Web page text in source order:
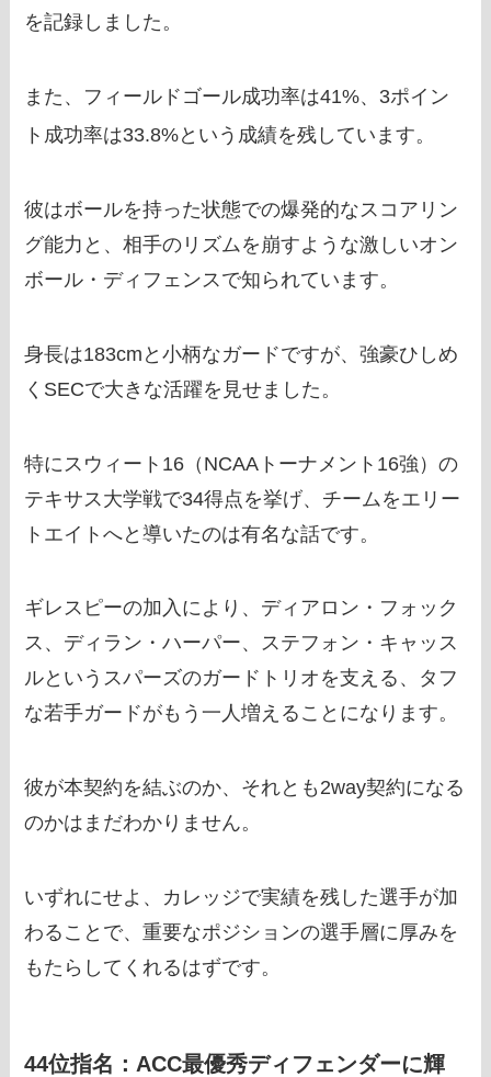
を記録しました。
また、フィールドゴール成功率は41%、3ポイン
ト成功率は33.8%という成績を残しています。
彼はボールを持った状態での爆発的なスコアリン
グ能力と、相手のリズムを崩すような激しいオン
ボール・ディフェンスで知られています。
身長は183cmと小柄なガードですが、強豪ひしめ
くSECで大きな活躍を見せました。
特にスウィート16（NCAAトーナメント16強）の
テキサス大学戦で34得点を挙げ、チームをエリー
トエイトへと導いたのは有名な話です。
ギレスピーの加入により、ディアロン・フォック
ス、ディラン・ハーパー、ステフォン・キャッス
ルというスパーズのガードトリオを支える、タフ
な若手ガードがもう一人増えることになります。
彼が本契約を結ぶのか、それとも2way契約になる
のかはまだわかりません。
いずれにせよ、カレッジで実績を残した選手が加
わることで、重要なポジションの選手層に厚みを
もたらしてくれるはずです。
44位指名：ACC最優秀ディフェンダーに輝